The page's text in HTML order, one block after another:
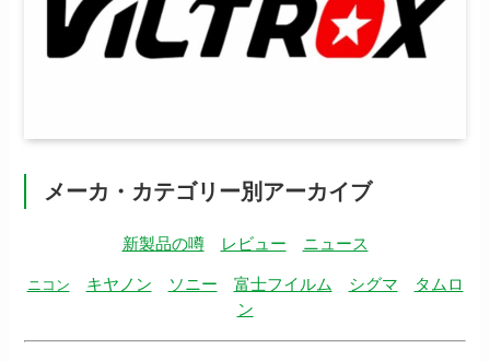
メーカ・カテゴリー別アーカイブ
新製品の噂 レビュー ニュース
ニコン キヤノン ソニー 富士フイルム シグマ
タムロ
ン